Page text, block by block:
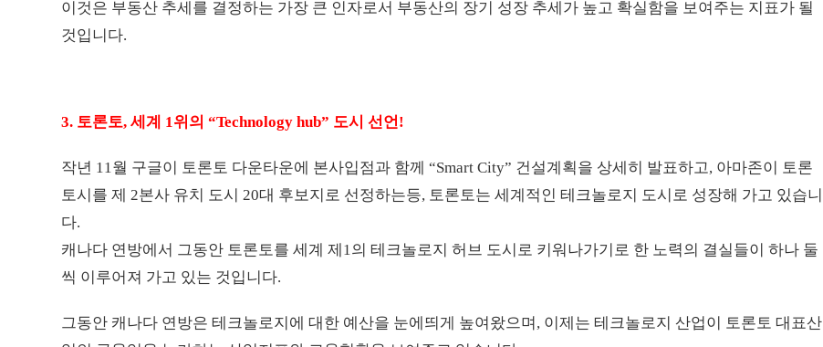
이것은 부동산 추세를 결정하는 가장 큰 인자로서 부동산의 장기 성장 추세가 높고 확실함을 보여주는 지표가 될
것입니다.
3. 토론토, 세계 1위의 “Technology hub” 도시 선언!
작년 11월 구글이 토론토 다운타운에 본사입점과 함께 “Smart City” 건설계획을 상세히 발표하고, 아마존이 토론
토시를 제 2본사 유치 도시 20대 후보지로 선정하는등, 토론토는 세계적인 테크놀로지 도시로 성장해 가고 있습니
다.
캐나다 연방에서 그동안 토론토를 세계 제1의 테크놀로지 허브 도시로 키워나가기로 한 노력의 결실들이 하나 둘
씩 이루어져 가고 있는 것입니다.
그동안 캐나다 연방은 테크놀로지에 대한 예산을 눈에띄게 높여왔으며, 이제는 테크놀로지 산업이 토론토 대표산